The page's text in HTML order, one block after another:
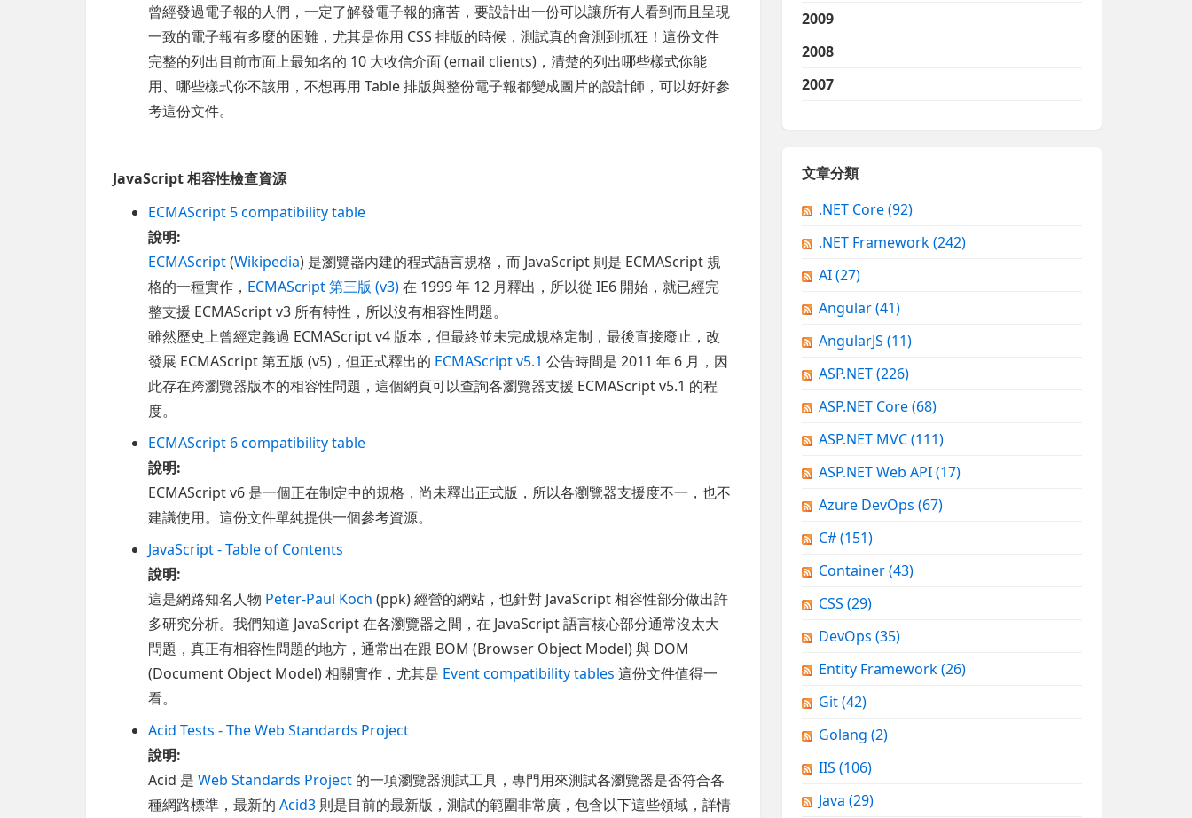
曾經發過電子報的人們，一定了解發電子報的痛苦，要設計出一份可以讓所有人看到而且呈現
一致的電子報有多麼的困難，尤其是你用 CSS 排版的時候，測試真的會測到抓狂！這份文件
完整的列出目前市面上最知名的 10 大收信介面 (email clients)，清楚的列出哪些樣式你能
用、哪些樣式你不該用，不想再用 Table 排版與整份電子報都變成圖片的設計師，可以好好參
考這份文件。
JavaScript 相容性檢查資源
ECMAScript 5 compatibility table
說明:
ECMAScript(Wikipedia) 是瀏覽器內建的程式語言規格，而 JavaScript 則是 ECMAScript 規
格的一種實作， ECMAScript 第三版 (v3)在 1999 年 12 月釋出，所以從 IE6 開始，就已經完
整支援 ECMAScript v3 所有特性，所以沒有相容性問題。
雖然歷史上曾經定義過 ECMAScript v4 版本，但最終並未完成規格定制，最後直接廢止，改
發展 ECMAScript 第五版 (v5)，但正式釋出的 ECMAScript v5.1 公告時間是 2011 年 6 月，因
此存在跨瀏覽器版本的相容性問題，這個網頁可以查詢各瀏覽器支援 ECMAScript v5.1 的程
度。
ECMAScript 6 compatibility table
說明:
ECMAScript v6 是一個正在制定中的規格，尚未釋出正式版，所以各瀏覽器支援度不一，也不
建議使用。這份文件單純提供一個參考資源。
JavaScript - Table of Contents
說明:
這是網路知名人物 Peter-Paul Koch (ppk) 經營的網站，也針對 JavaScript 相容性部分做出許
多研究分析。我們知道 JavaScript 在各瀏覽器之間，在 JavaScript 語言核心部分通常沒太大
問題，真正有相容性問題的地方，通常出在跟 BOM (Browser Object Model) 與 DOM
(Document Object Model) 相關實作，尤其是 Event compatibility tables 這份文件值得一
看。
Acid Tests - The Web Standards Project
說明:
Acid 是Web Standards Project 的一項瀏覽器測試工具，專門用來測試各瀏覽器是否符合各
種網路標準，最新的Acid3 則是目前的最新版，測試的範圍非常廣，包含以下這些領域，詳情
2009
2008
2007
文章分類
.NET Core(92)
.NET Framework(242)
AI(27)
Angular(41)
AngularJS (11)
ASP.NET(226)
ASP.NET Core(68)
ASP.NET MVC(111)
ASP.NET Web API(17)
Azure DevOps (67)
C#(151)
Container(43)
CSS (29)
DevOps (35)
Entity Framework(26)
Git(42)
Golang (2)
IIS (106)
Java (29)